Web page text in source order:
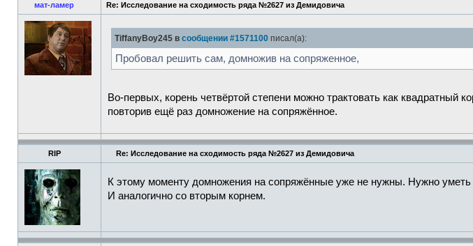
мат-ламер Re: Исследование на сходимость ряда №2627 из Демидовича
TiffanyBoy245 в сообщении #1571100 писал(а):
Пробовал решить сам, домножив на сопряженное,
Во-первых, корень четвёртой степени можно трактовать как квадратный
повторив ещё раз домножение на сопряжённое.
RIP Re: Исследование на сходимость ряда №2627 из Демидовича
К этому моменту домножения на сопряжённые уже не нужны. Нужно
И аналогично со вторым корнем.